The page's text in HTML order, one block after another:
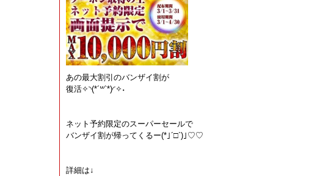
あの最大割引のバンザイ割が
復活✧︎◝︎(*´꒳`*)◜︎✧︎˖
ネット予約限定のスーパーセールで
バンザイ割が帰ってくるー(*｣´□`)｣♡♡
詳細は↓